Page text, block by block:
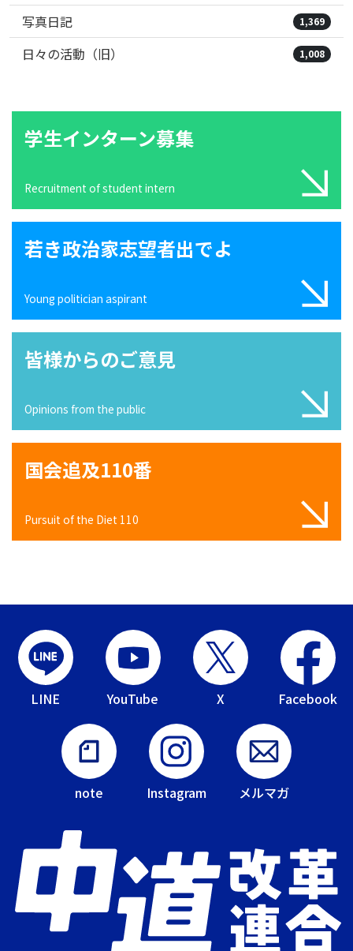
写真日記 1,369
日々の活動（旧） 1,008
学生インターン募集
Recruitment of student intern
若き政治家志望者出でよ
Young politician aspirant
皆様からのご意見
Opinions from the public
国会追及110番
Pursuit of the Diet 110
LINE YouTube X Facebook
note Instagram メルマガ